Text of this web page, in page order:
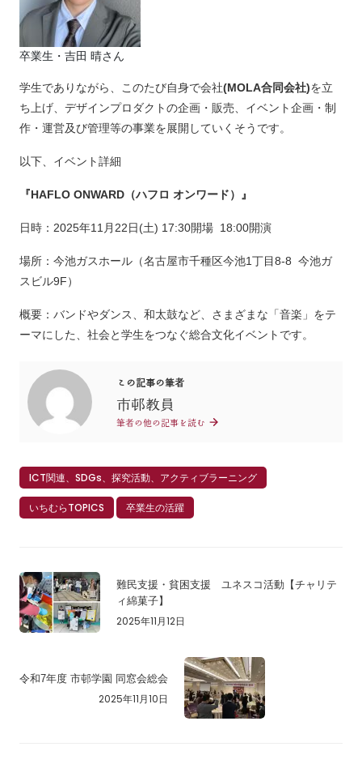
卒業生・吉田 晴さん
学生でありながら、このたび自身で会社(MOLA合同会社)を立
ち上げ、デザインプロダクトの企画・販売、イベント企画・制
作・運営及び管理等の事業を展開していくそうです。
以下、イベント詳細
『HAFLO ONWARD（ハフロ オンワード）』
日時：2025年11月22日(土) 17:30開場 18:00開演
場所：今池ガスホール（名古屋市千種区今池1丁目8-8 今池ガ
スビル9F）
概要：バンドやダンス、和太鼓など、さまざまな「音楽」をテ
ーマにした、社会と学生をつなぐ総合文化イベントです。
この記事の筆者
市邨教員
筆者の他の記事を読む
ICT関連、SDGs、探究活動、アクティブラーニング
いちむらTOPICS 卒業生の活躍
難民支援・貧困支援 ユネスコ活動【チャリテ
ィ綿菓子】
2025年11月12日
令和7年度 市邨学園 同窓会総会
2025年11月10日